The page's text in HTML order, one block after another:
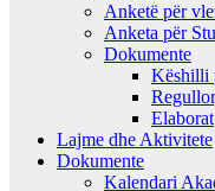
Anketë për
Anketa për
Dokumente
Këshilli
Elaborat
Lajme dhe Aktivitete
Dokumente
Kalendari